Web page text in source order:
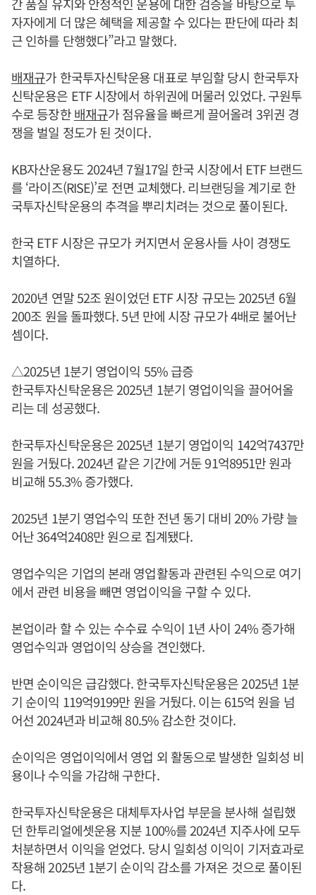
자자에게 더 많은 혜택을 제공할 수 있다는 판단에 따라 최
근 인하를 단행했다”라고 말했다.
배재규가 한국투자신탁운용 대표로 부임할 당시 한국투자
신탁운용은 ETF 시장에서 하위권에 머물러 있었다. 구원투
수로 등장한배재규가 점유율을 빠르게 끌어올려 3위권 경
쟁을 벌일 정도가 된 것이다.
KB자산운용도 2024년 7월17일 한국 시장에서 ETF 브랜드
를 ‘라이즈(RISE)’로 전면 교체했다. 리브랜딩을 계기로 한
국투자신탁운용의 추격을 뿌리치려는 것으로 풀이된다.
한국 ETF 시장은 규모가 커지면서 운용사들 사이 경쟁도
치열하다.
2020년 연말 52조 원이었던 ETF 시장 규모는 2025년 6월
200조 원을 돌파했다. 5년 만에 시장 규모가 4배로 불어난
셈이다.
△2025년 1분기 영업이익 55% 급증
한국투자신탁운용은 2025년 1분기 영업이익을 끌어어올
리는 데 성공했다.
한국투자신탁운용은 2025년 1분기 영업이익 142억7437만
원을 거뒀다. 2024년 같은 기간에 거둔 91억8951만 원과
비교해 55.3% 증가했다.
2025년 1분기 영업수익 또한 전년 동기 대비 20% 가량 늘
어난 364억2408만 원으로 집계됐다.
영업수익은 기업의 본래 영업활동과 관련된 수익으로 여기
에서 관련 비용을 빼면 영업이익을 구할 수 있다.
본업이라 할 수 있는 수수료 수익이 1년 사이 24% 증가해
영업수익과 영업이익 상승을 견인했다.
반면 순이익은 급감했다. 한국투자신탁운용은 2025년 1분
기 순이익 119억9199만 원을 거뒀다. 이는 615억 원을 넘
어선 2024년과 비교해 80.5% 감소한 것이다.
순이익은 영업이익에서 영업 외 활동으로 발생한 일회성 비
용이나 수익을 가감해 구한다.
한국투자신탁운용은 대체투자사업 부문을 분사해 설립했
던 한투리얼에셋운용 지분 100%를 2024년 지주사에 모두
처분하면서 이익을 얻었다. 당시 일회성 이익이 기저효과로
작용해 2025년 1분기 순이익 감소를 가져온 것으로 풀이된
다.